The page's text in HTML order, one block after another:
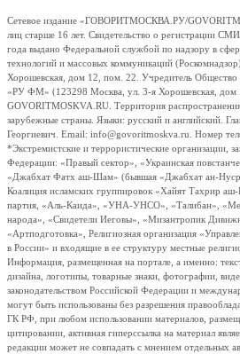
Сетевое издание «ГОВОРИТМОСКВА.РУ/
лиц старше 16 лет. Свидетельство о регистрации
года выдано Федеральной службой по надзору в
технологий и массовых коммуникаций
Хорошевская, дом 12, пом. 22. Учредитель Общество
«РУ ФМ» (123298 Москва, ул. 3-я Хорошевская, дом
GOVORITMOSKVA.RU. Территория
зарубежные страны. Языки: русский и английский.
Георгиевич. Email: info@govoritmoskva.ru. Номер
*Экстремистские и террористические организации,
Федерации: «Правый сектор», «Украинская
«Джабхат Фатх аш-Шам» (бывшая «Джабхат ан-
Коалиция исламских группировок «Хайят Тахрир
партия, «Аль-Каида», «УНА-УНСО», «Талибан»,
народа», «Свидетели Иеговы», «Мизантропик
«Артподготовка», Религиозная организация
в России» и входящие в ее структуру местные
Информация, размещенная на портале, а именно:
дизайна, логотипы, товарные знаки, фотографии,
законодательством Российской Федерации и
могут быть использованы без разрешения
ГК РФ, при любом использовании материалов,
цитировании, активная гиперссылка на материал
редакции может не совпадать с мнением отдельных